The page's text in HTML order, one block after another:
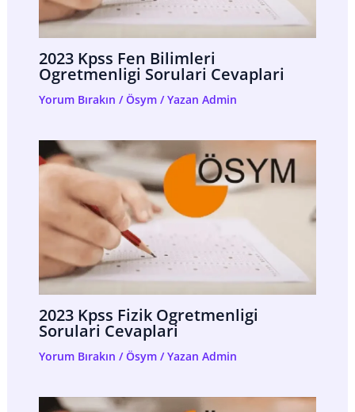
2023 Kpss Fen Bilimleri
Ogretmenligi Sorulari Cevaplari
Yorum Bırakın /Ösym/ Yazan Admin
2023 Kpss Fizik Ogretmenligi
Sorulari Cevaplari
Yorum Bırakın /Ösym/ Yazan Admin